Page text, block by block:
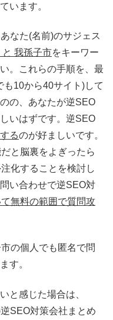
います。
なた(名前)のサジェス
と 我孫子市をキーワー
。これらの手順を、最
10から40サイト)して
の、あなたが逆SEO
いはずです。逆SEO
るのが好ましいです。
と脳裏をよぎったら
化することを検討し
い合わせで逆SEO対
無料の範囲で質問攻
の個人でも匿名で問
す。
と感じた場合は、
SEO対策会社まとめ